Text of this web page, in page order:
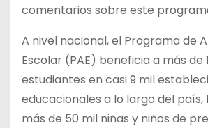
comentarios sobre este
A nivel nacional, el Programa de
Escolar (PAE) beneficia a más de
estudiantes en casi 9 mil
educacionales a lo largo del país,
más de 50 mil niñas y niños de